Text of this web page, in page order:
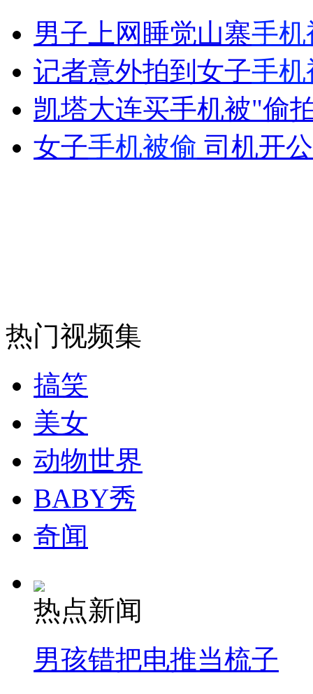
女孩北京地铁殴打老人 痛下狠手拳打脚踢
无痛分娩是否安全 医生回应
走！跟着总书记去植树
消防员救轻生者
纽约上演“枕头大战”
男子上网睡觉山寨手机
记者意外拍到女子手机
凯塔大连买手机被"偷
女子手机被偷 司机开
热门视频集
搞笑
美女
动物世界
BABY秀
奇闻
热点新闻
男孩错把电推当梳子